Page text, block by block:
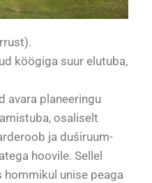
köögiga suur elutuba,
avara planeeringu
osaliselt
ja duširuum-
hoovile. Sellel
hommikul unise peaga